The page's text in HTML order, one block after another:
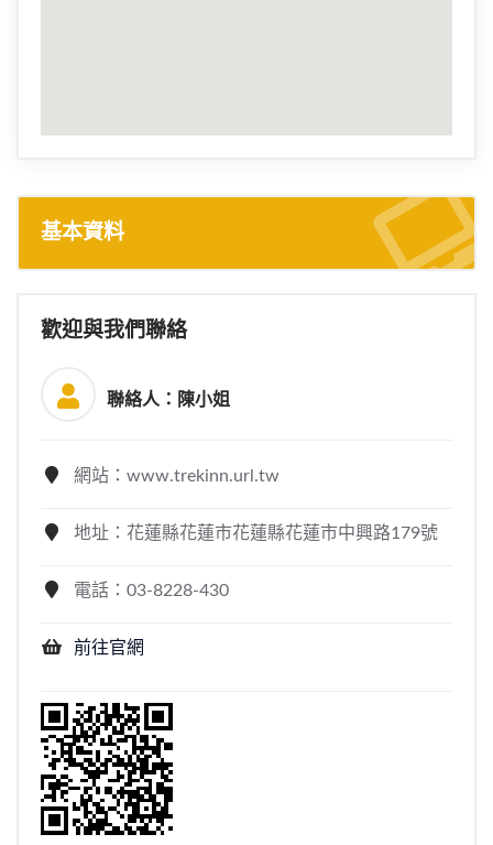
基本資料
歡迎與我們聯絡
聯絡人：陳小姐
網站：www.trekinn.url.tw
地址：花蓮縣花蓮市花蓮縣花蓮市中興路179號
電話：03-8228-430
前往官網